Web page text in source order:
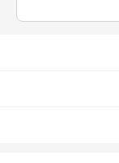
۴:۳۰ تا ۲۱